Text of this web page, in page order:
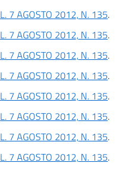
L. 7 AGOSTO 2012, N. 135.
L. 7 AGOSTO 2012, N. 135.
L. 7 AGOSTO 2012, N. 135.
L. 7 AGOSTO 2012, N. 135.
L. 7 AGOSTO 2012, N. 135.
L. 7 AGOSTO 2012, N. 135.
L. 7 AGOSTO 2012, N. 135.
L. 7 AGOSTO 2012, N. 135.